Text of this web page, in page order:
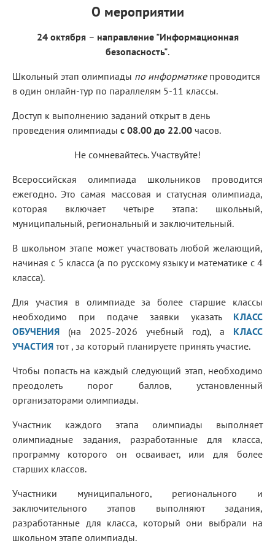
О мероприятии
24 октября – направление "Информационная
безопасность".
Школьный этап олимпиады по информатике проводится
в один онлайн-тур по параллелям 5-11 классы.
Доступ к выполнению заданий открыт в день
проведения олимпиады с 08.00 до 22.00 часов.
Не сомневайтесь. Участвуйте!
Всероссийская олимпиада школьников проводится
ежегодно. Это самая массовая и статусная олимпиада,
которая включает четыре этапа: школьный,
муниципальный, региональный и заключительный.
В школьном этапе может участвовать любой желающий,
начиная с 5 класса (а по русскому языку и математике с 4
класса).
Для участия в олимпиаде за более старшие классы
необходимо при подаче заявки указать КЛАСС
ОБУЧЕНИЯ (на 2025-2026 учебный год), а КЛАСС
УЧАСТИЯ тот , за который планируете принять участие.
Чтобы попасть на каждый следующий этап, необходимо
преодолеть порог баллов, установленный
организаторами олимпиады.
Участник каждого этапа олимпиады выполняет
олимпиадные задания, разработанные для класса,
программу которого он осваивает, или для более
старших классов.
Участники муниципального, регионального и
заключительного этапов выполняют задания,
разработанные для класса, который они выбрали на
школьном этапе олимпиады.